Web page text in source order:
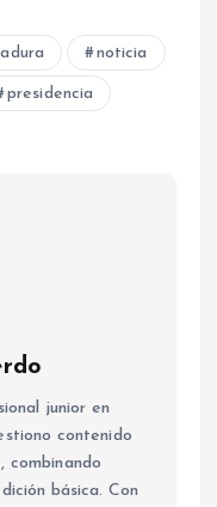
noticia
presidencia
junior en
contenido
combinando
básica. Con